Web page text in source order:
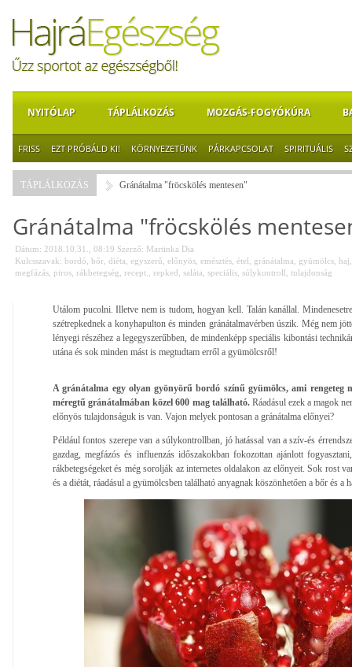
NYITÓLAP TÁPLÁLKOZÁS MOZGÁS-FOGYÓKÚRA
FRISS EZT PRÓBÁLD KI! KÖRNYEZETÜNK PÁRKAPCSOLAT SPIRITUÁLIS
TÁPLÁLKOZÁS Gránátalma "fröcskölés mentesen"
Gránátalma "fröcskölés
Dátum: 2018.10.31., 08:19 Szerző: Martinka Dia
Kulcsszavak: bordó bőr diéta egyszerű előnyös emésztés étel gránátalma gyümölcs haj
megfázás piros rákbetegség recept. repked saláta speciális súlykontroll tulajdonság
Utálom pucolni. Illetve nem is tudom, hogyan kell. Talán kanállal.
szétrepkednek a konyhapulton és minden gránátalmavérben úszik. Még nem
lényegi részéhez a legegyszerűbben, de mindenképp speciális kibontási
utána és sok minden mást is megtudtam erről a gyümölcsről!
A gránátalma egy olyan gyönyörű bordó színű gyümölcs, ami rengeteg
méregtű gránátalmában közel 600 mag található. Ráadásul ezek a magok
előnyös tulajdonságuk is van. Vajon melyek pontosan a gránátalma előnyei?
Például fontos szerepe van a súlykontrollban, jó hatással van a szív-és
gazdag, megfázós és influenzás időszakokban fokozottan ajánlott
rákbetegségeket és még sorolják az internetes oldalakon az előnyeit. Sok rost
és a diétát, ráadásul a gyümölcsben található anyagnak köszönhetően a bőr és a